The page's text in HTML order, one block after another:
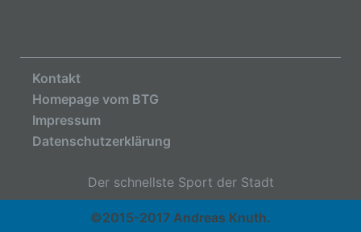
Kontakt
Homepage vom BTG
Impressum
Datenschutzerklärung
Der schnellste Sport der Stadt
©2015-2017 Andreas Knuth.